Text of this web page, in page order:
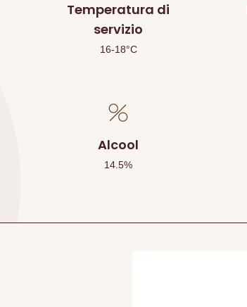
Temperatura di
servizio
16-18°C
Alcool
14.5%